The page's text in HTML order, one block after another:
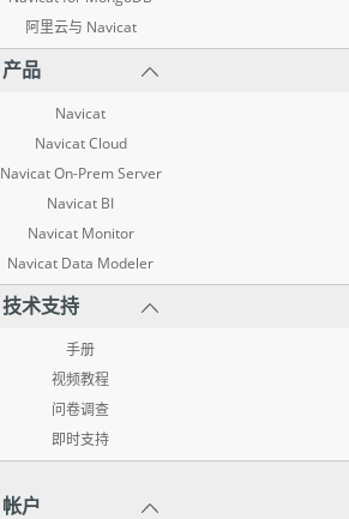
阿里云与 Navicat
产品
Navicat
Navicat Cloud
Navicat On-Prem Server
Navicat BI
Navicat Monitor
Navicat Data Modeler
技术支持
手册
视频教程
问卷调查
即时支持
帐户